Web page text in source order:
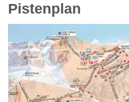
Pistenplan